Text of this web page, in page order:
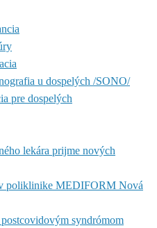
u dospelých /SONO/
pre dospelých
lekára prijme nových
poliklinike MEDIFORM Nová
syndrómom